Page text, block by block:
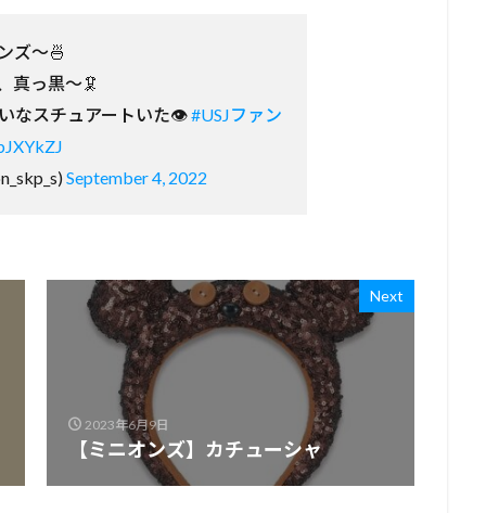
ズ〜🍜
真っ黒〜🦑
なスチュアートいた👁#USJファン
September 4, 2022
Next
2023年6月9日
【ミニオンズ】カチューシャ